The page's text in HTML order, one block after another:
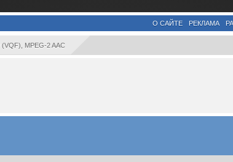
О САЙТЕ РЕКЛАМА
(VQF), MPEG-2 AAC